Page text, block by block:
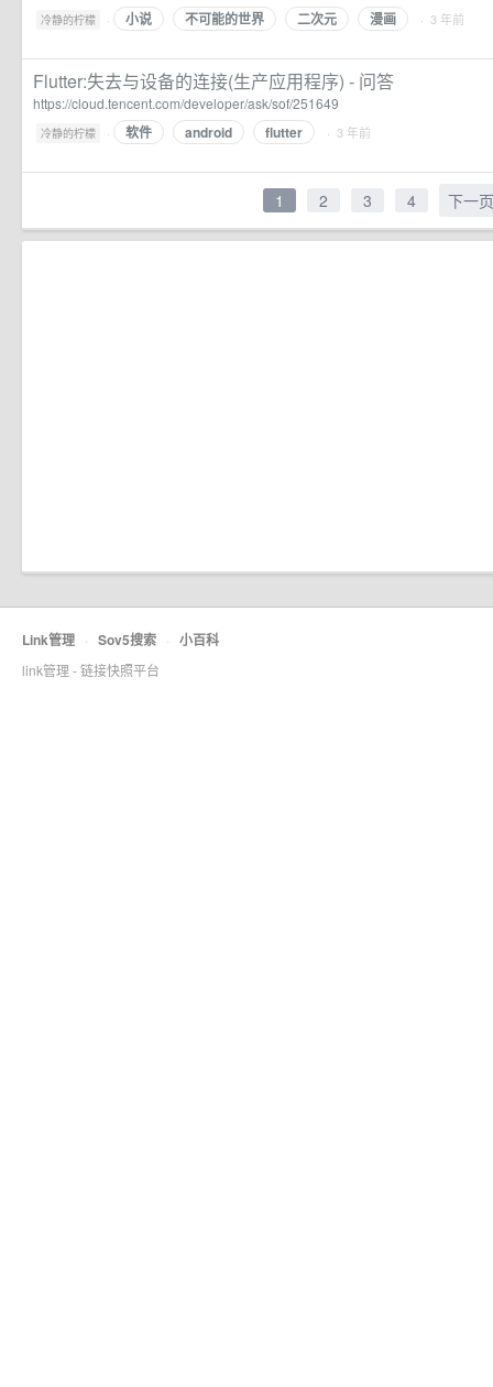
冷静的柠檬 · 小说 不可能的世界 二次元 漫画 · 3 年前
Flutter:失去与设备的连接(生产应用程序) - 问答
https://cloud.tencent.com/developer/ask/sof/251649
冷静的柠檬 · 软件 android flutter · 3 年前
1 2 3 4 下一页
Link管理 · Sov5搜索 · 小百科
link管理 - 链接快照平台